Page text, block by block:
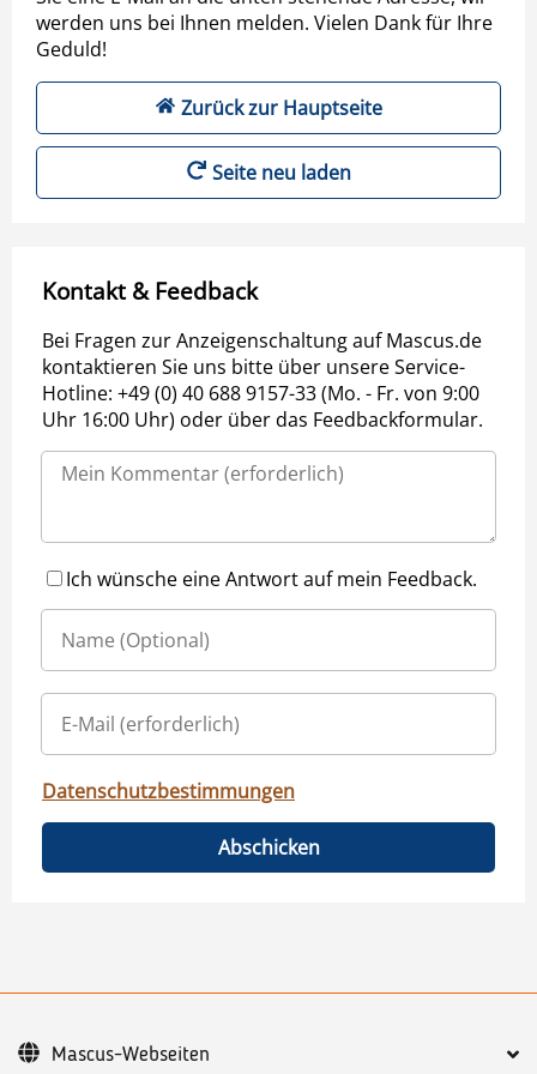
werden uns bei Ihnen melden. Vielen Dank für Ihre
Geduld!
Zurück zur Hauptseite
Seite neu laden
Kontakt & Feedback
Bei Fragen zur Anzeigenschaltung auf Mascus.de
kontaktieren Sie uns bitte über unsere Service-
Hotline: +49 (0) 40 688 9157-33 (Mo. - Fr. von 9:00
Uhr 16:00 Uhr) oder über das Feedbackformular.
Ich wünsche eine Antwort auf mein Feedback.
Datenschutzbestimmungen
Abschicken
Mascus-Webseiten